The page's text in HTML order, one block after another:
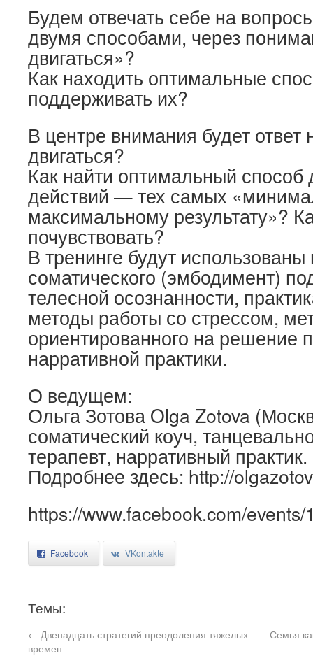
Будем отвечать себе на
двумя способами, через
двигаться»?
Как находить оптимальные
поддерживать их?
В центре внимания будет
двигаться?
Как найти оптимальный способ
действий — тех самых
максимальному результату»?
почувствовать?
В тренинге будут
соматического (эмбодимент)
телесной осознанности,
методы работы со стрессом,
ориентированного на решение
нарративной практики.
О ведущем:
Ольга Зотова Olga Zotova
соматический коуч,
терапевт, нарративный практик.
Подробнее здесь: http://
https://www.facebook.com/
Facebook VKontakte
Темы:
← Двенадцать стратегий преодоления тяжелых
времен
Семья